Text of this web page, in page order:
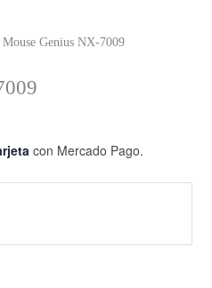
Mouse Genius NX-7009
con Mercado Pago.